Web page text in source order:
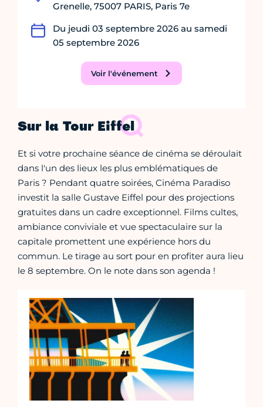
Grenelle, 75007 PARIS, Paris 7e
Du jeudi 03 septembre 2026 au samedi
05 septembre 2026
Voir l'événement
Sur la Tour Eiffel
Et si votre prochaine séance de cinéma se déroulait
dans l'un des lieux les plus emblématiques de
Paris ? Pendant quatre soirées, Cinéma Paradiso
investit la salle Gustave Eiffel pour des projections
gratuites dans un cadre exceptionnel. Films cultes,
ambiance conviviale et vue spectaculaire sur la
capitale promettent une expérience hors du
commun. Le tirage au sort pour en profiter aura lieu
le 8 septembre. On le note dans son agenda !